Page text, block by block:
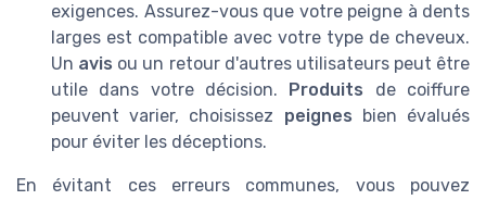
exigences. Assurez-vous que votre peigne à dents
larges est compatible avec votre type de cheveux.
Un avis ou un retour d'autres utilisateurs peut être
utile dans votre décision.
Produits de coiffure
peuvent varier, choisissez peignes bien évalués
pour éviter les déceptions.
En évitant ces erreurs communes, vous pouvez